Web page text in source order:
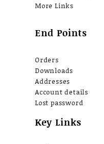
More Links
End Points
Orders
Downloads
Addresses
Account details
Lost password
Key Links